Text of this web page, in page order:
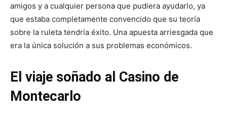
amigos y a cualquier persona que pudiera ayudarlo, ya
que estaba completamente convencido que su teoría
sobre la ruleta tendría éxito. Una apuesta arriesgada que
era la única solución a sus problemas económicos.
El viaje soñado al Casino de
Montecarlo